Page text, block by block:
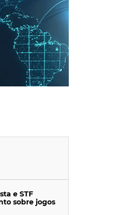
e STF
sobre jogos